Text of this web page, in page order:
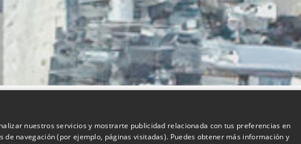
nuestros servicios y mostrarte publicidad relacionada con tus preferencias en
navegación (por ejemplo, páginas visitadas). Puedes obtener más información y